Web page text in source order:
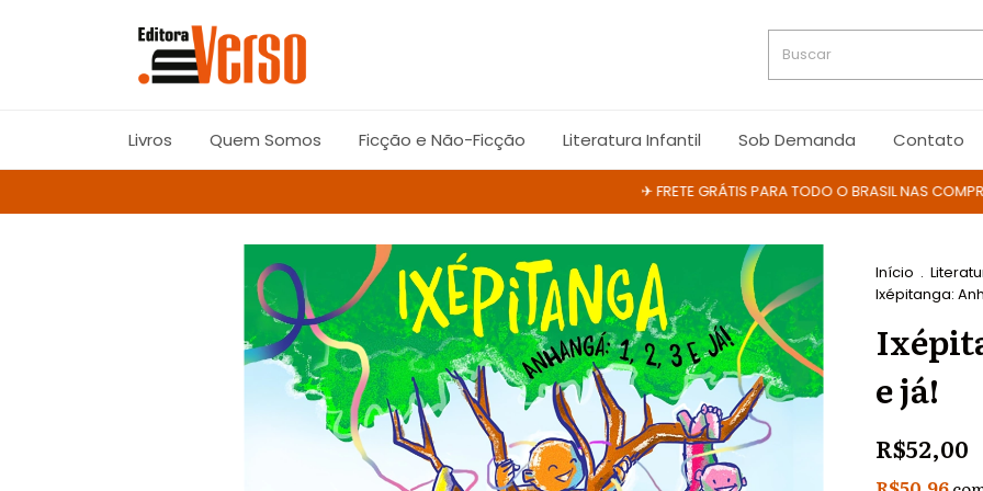
Livros Quem Somos Ficção e Não-Ficção Literatura Infantil Sob Demanda Contato
✈ FRETE GRÁTIS PARA TODO O BRASIL NAS COMPRAS
Início .
Ixépitanga:
e já!
R$52,00